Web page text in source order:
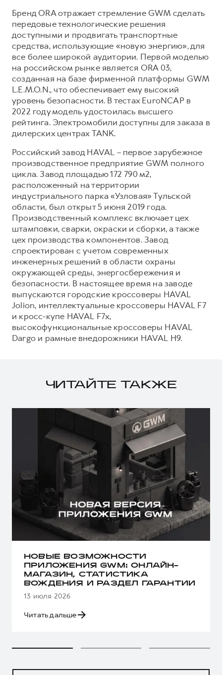
Бренд ORA отражает стремление GWM сделать
передовые технологические решения
доступными и продвигать транспортные
средства, использующие «новую энергию», для
все более широкой аудитории. Первой моделью
на российском рынке является ORA 03,
созданная на базе фирменной платформы GWM
L.E.M.O.N., что обеспечивает ему высокий
уровень безопасности. В тестах EuroNCAP в
2022 году модель удостоилась высшего
рейтинга. Электромобили доступны для заказа в
дилерских центрах TANK.
Российский завод HAVAL – первое зарубежное
производственное предприятие GWM полного
цикла. Завод площадью 172 790 м2,
расположенный на территории
индустриального парка «Узловая» Тульской
области, был открыт 5 июня 2019 года.
Производственный комплекс включает цех
штамповки, сварки, окраски и сборки, а также
цех производства компонентов. Завод
спроектирован с учетом современных
инженерных решений в области охраны
окружающей среды, энергосбережения и
безопасности. В настоящее время на заводе
выпускаются городские кроссоверы HAVAL
Jolion, интеллектуальные кроссоверы HAVAL F7
и кросс-купе HAVAL F7x,
высокофункциональные кроссоверы HAVAL
Dargo и рамные внедорожники HAVAL H9.
ЧИТАЙТЕ ТАКЖЕ
НОВЫЕ ВОЗМОЖНОСТИ
ПРИЛОЖЕНИЯ GWM: ОНЛАЙН-
МАГАЗИН, СТАТИСТИКА
ВОЖДЕНИЯ И РАЗДЕЛ ГАРАНТИИ
13 июля 2026
Читать дальше